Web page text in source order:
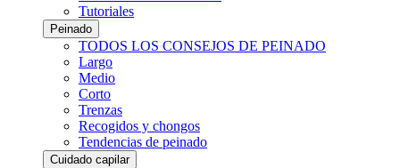
Tutoriales
Peinado
TODOS LOS CONSEJOS DE PEINADO
Largo
Medio
Corto
Trenzas
Recogidos y chongos
Tendencias de peinado
Cuidado capilar